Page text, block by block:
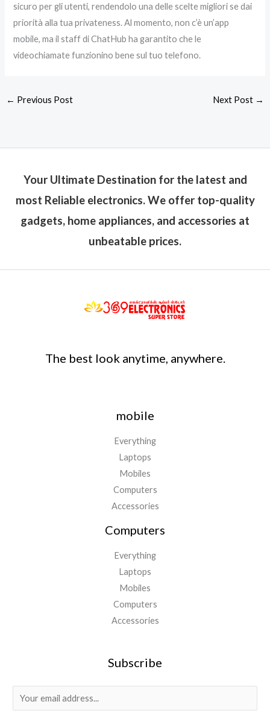
sicuro per gli utenti, rendendolo una delle scelte migliori se dai
priorità alla tua privateness. Al momento, non c’è un’app
mobile, ma il staff di ChatHub ha garantito che le
videochiamate funzionino bene sul tuo telefono.
← Previous Post Next Post →
Your Ultimate Destination for the latest and
most Reliable electronics. We offer top-quality
gadgets, home appliances, and accessories at
unbeatable prices.
The best look anytime, anywhere.
mobile
Everything
Laptops
Mobiles
Computers
Accessories
Computers
Everything
Laptops
Mobiles
Computers
Accessories
Subscribe
m